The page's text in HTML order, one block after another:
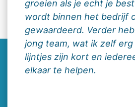
groeien als je echt je
wordt binnen het bedrijf
gewaardeerd. Verder
jong team, wat ik zelf erg
lijntjes zijn kort en
elkaar te helpen.